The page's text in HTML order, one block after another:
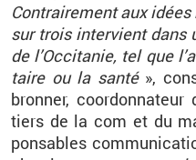
Contrai­re­ment aux
sur trois in­ter­vient dans
de l’Oc­ci­ta­nie, tel que
taire ou la santé»,
bron­ner, co­or­don­na­teur
tiers de la com et du
pon­sables